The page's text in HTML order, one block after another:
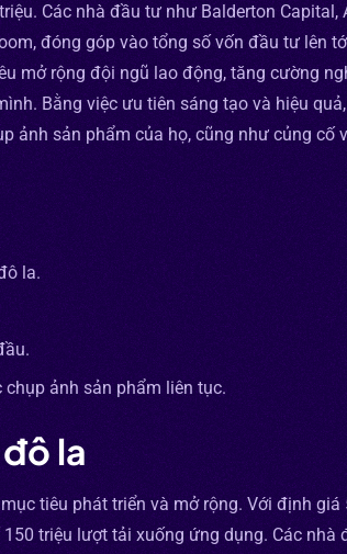
Các nhà đầu tư như Balderton Capital,
đóng góp vào tổng số vốn đầu tư lên
mở rộng đội ngũ lao động, tăng cường
Bằng việc ưu tiên sáng tạo và hiệu
ảnh sản phẩm của họ, cũng như củng cố
la.
ảnh sản phẩm liên tục.
la
tiêu phát triển và mở rộng. Với định giá
triệu lượt tải xuống ứng dụng. Các nhà